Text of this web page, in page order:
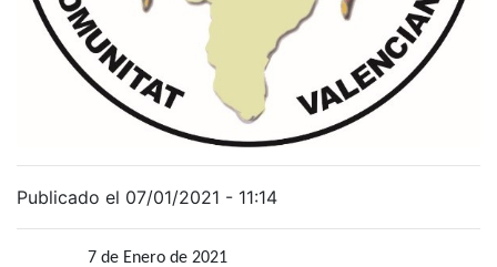
Publicado el 07/01/2021 - 11:14
7 de Enero de 2021